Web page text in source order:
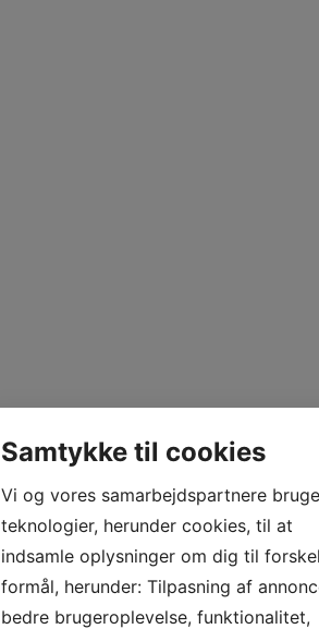
Samtykke til cookies
Vi og vores samarbejdspartnere
teknologier, herunder cookies, til at
indsamle oplysninger om dig til
formål, herunder: Tilpasning af
bedre brugeroplevelse, funktionalitet,